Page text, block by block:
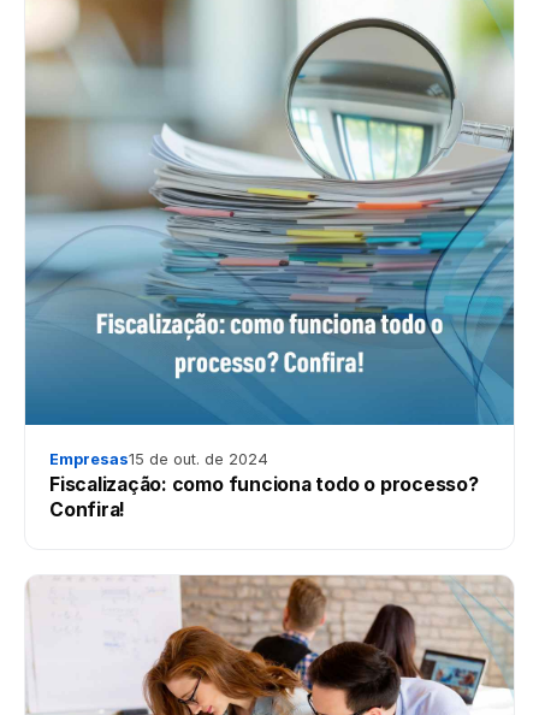
Empresas15 de out. de 2024
Fiscalização: como funciona todo o processo?
Confira!